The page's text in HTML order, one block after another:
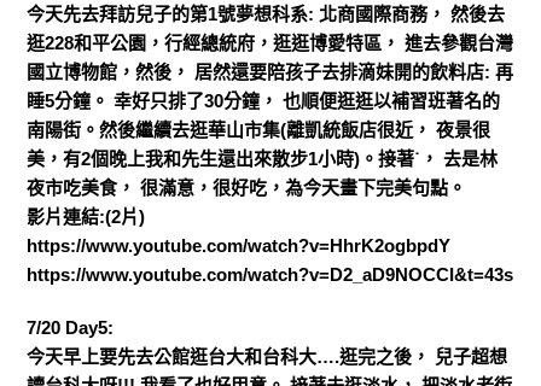
今天先去拜訪兒子的第1號夢想科系: 北商國際商務， 然後去
逛228和平公園，行經總統府，逛逛博愛特區， 進去參觀台灣
國立博物館，然後， 居然還要陪孩子去排滴妹開的飲料店: 再
睡5分鐘。 幸好只排了30分鐘， 也順便逛逛以補習班著名的
南陽街。然後繼續去逛華山市集(離凱統飯店很近， 夜景很
美，有2個晚上我和先生還出來散步1小時)。接著˙， 去是林
夜市吃美食， 很滿意，很好吃，為今天畫下完美句點。
影片連結:(2片)
https://www.youtube.com/watch?v=HhrK2ogbpdY
https://www.youtube.com/watch?v=D2_aD9NOCCI&t=43s
7/20 Day5:
今天早上要先去公館逛台大和台科大….逛完之後， 兒子超想